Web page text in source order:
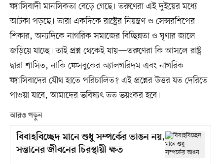
ফ্যাসিবাদী মানসিকতা বেড়ে গেছে। তরুণেরা এই দুইয়ের মধ্যে
আটকা পড়ছে। তারা একদিকে রাষ্ট্রের নিয়ন্ত্রণ ও সেন্সরশিপের
শিকার, অন্যদিকে নাগরিক সমাজের বিচ্ছিন্নতা ও ঘৃণার জালে
জড়িয়ে যাচ্ছে। তাই প্রশ্ন থেকেই যায়—তরুণেরা কি আসলে রাষ্ট্র
দ্বারা শাসিত, নাকি ফেসবুকের অ্যালগরিদম এবং নাগরিক
ফ্যাসিবাদের যৌথ হাতে পরিচালিত? এই প্রশ্নের উত্তর যত দেরিতে
পাওয়া যাবে, আমাদের ভবিষ্যৎ তত ভয়ংকর হবে।
আরও পড়ুন
বিবাহবিচ্ছেদ মানে শুধু সম্পর্কের ভাঙন নয়,
সন্তানের জীবনের চিরস্থায়ী ক্ষত